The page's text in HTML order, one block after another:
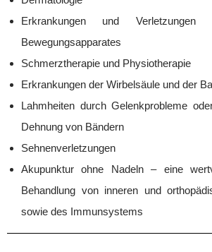
Erkrankungen und
Bewegungsapparates
Schmerztherapie und Physiotherapie
Erkrankungen der Wirbelsäule und der
Lahmheiten durch Gelenkprobleme
Dehnung von Bändern
Sehnenverletzungen
Akupunktur ohne Nadeln – eine
Behandlung von inneren und
sowie des Immunsystems